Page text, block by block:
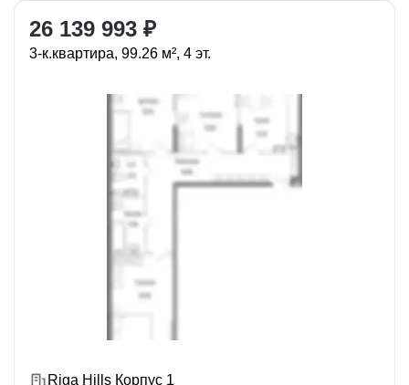
26 139 993 ₽
3-к.квартира, 99.26 м², 4 эт.
Riga Hills Корпус 1